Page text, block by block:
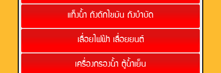
แท็งน้ำ ถังดักไขมัน ถังบำบัด
เลื่อยไฟฟ้า เลื่อยยนต์
เครื่องกรองน้ำ ตู้น้ำเย็น